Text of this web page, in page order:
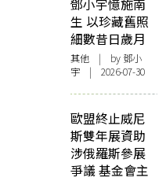
鄧小宇憶施南
生 以珍藏舊照
細數昔日歲月
其他 | by 鄧小
宇 | 2026-07-30
歐盟終止威尼
斯雙年展資助
涉俄羅斯參展
爭議 基金會主